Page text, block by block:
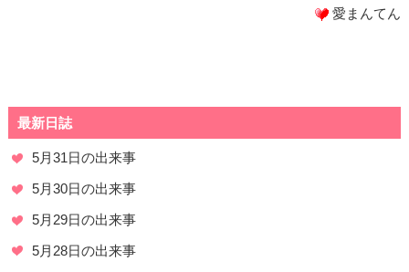
愛まんてん
最新日誌
5月31日の出来事
5月30日の出来事
5月29日の出来事
5月28日の出来事